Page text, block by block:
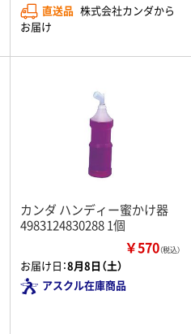
直送品 株式会社カンダから
お届け
カンダ ハンディー蜜かけ器
4983124830288 1個
￥570（税込）
お届け日：8月8日（土）
アスクル在庫商品